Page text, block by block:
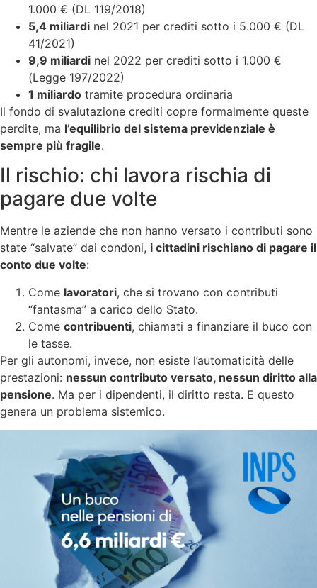
1.000 € (DL 119/2018)
5,4 miliardi nel 2021 per crediti sotto i 5.000 € (DL
41/2021)
9,9 miliardi nel 2022 per crediti sotto i 1.000 €
(Legge 197/2022)
1 miliardo tramite procedura ordinaria
Il fondo di svalutazione crediti copre formalmente queste
perdite, ma l’equilibrio del sistema previdenziale è
sempre più fragile.
Il rischio: chi lavora rischia di
pagare due volte
Mentre le aziende che non hanno versato i contributi sono
state “salvate” dai condoni, i cittadini rischiano di pagare il
conto due volte:
Come lavoratori, che si trovano con contributi
“fantasma” a carico dello Stato.
Come contribuenti, chiamati a finanziare il buco con
le tasse.
Per gli autonomi, invece, non esiste l’automaticità delle
prestazioni: nessun contributo versato, nessun diritto alla
pensione. Ma per i dipendenti, il diritto resta. E questo
genera un problema sistemico.